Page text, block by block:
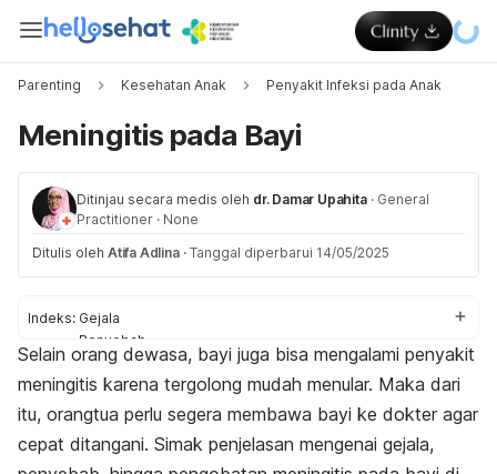
Parenting Kesehatan Anak Penyakit Infeksi pada Anak
Meningitis pada Bayi
Ditinjau secara medis oleh dr. Damar Upahita · General
Practitioner · None
Ditulis oleh Atifa Adlina · Tanggal diperbarui 14/05/2025
Indeks: Gejala
Penyebab
Komplikasi
Diagnosis
Pengobatan
Pencegahan
Selain orang dewasa, bayi juga bisa mengalami penyakit
meningitis karena tergolong mudah menular. Maka dari
itu, orangtua perlu segera membawa bayi ke dokter agar
cepat ditangani. Simak penjelasan mengenai gejala,